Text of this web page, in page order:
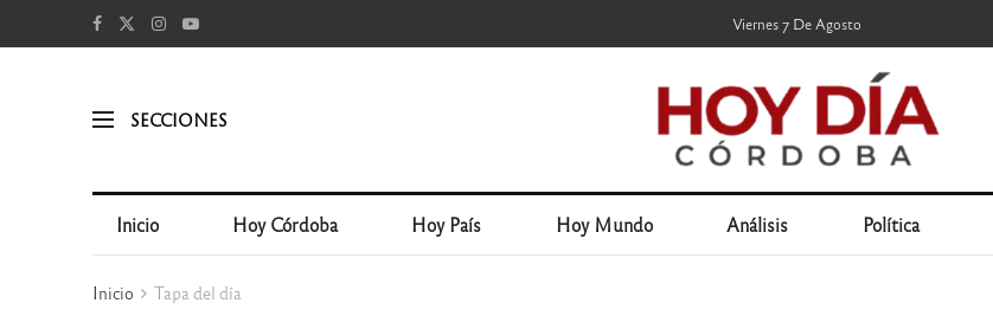
Viernes 7 De Agosto
SECCIONES
Inicio Hoy Córdoba Hoy País Hoy Mundo Análisis Política
Inicio Tapa del día